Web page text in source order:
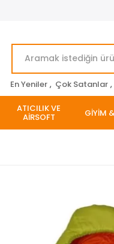
En Yeniler , Çok Satanlar ,
ATICILIK VE
AİRSOFT GİYİM